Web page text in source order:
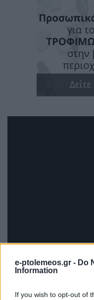
e-ptolemeos.gr - Do
Information
If you wish to opt-out of